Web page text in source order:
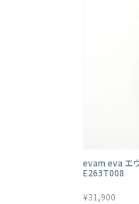
evam eva エ
E263T008
¥31,900